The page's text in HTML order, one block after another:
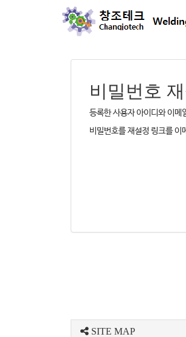
비밀번호
등록한 사용자 아이디와 이메
비밀번호를 재설정 링크를 이
SITE MAP